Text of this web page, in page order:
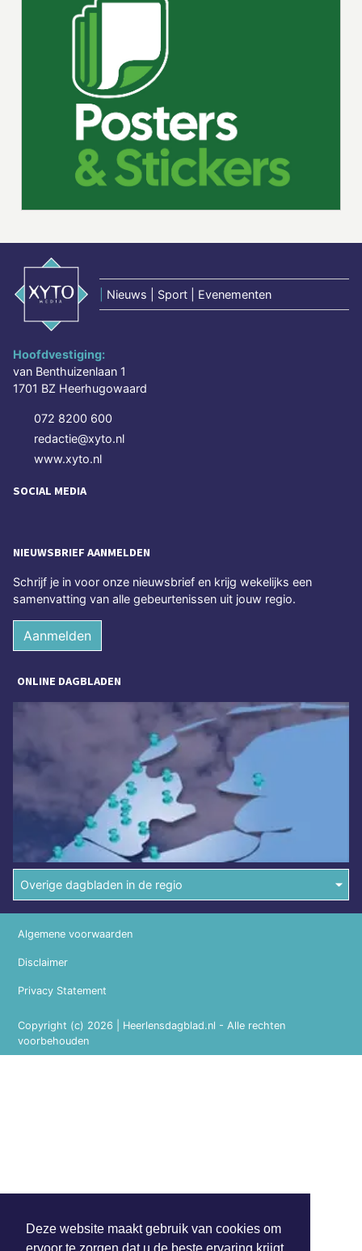
Deze website maakt gebruik van cookies om
Nieuws | Sport | Evenementen
Hoofdvestiging:
van Benthuizenlaan 1
1701 BZ Heerhugowaard
072 8200 600
redactie@xyto.nl
www.xyto.nl
SOCIAL MEDIA
NIEUWSBRIEF AANMELDEN
Schrijf je in voor onze nieuwsbrief en krijg wekelijks een
samenvatting van alle gebeurtenissen uit jouw regio.
Aanmelden
ONLINE DAGBLADEN
Overige dagbladen in de regio
Copyright (c) 2026 | Heerlensdagblad.nl - Alle rechten
voorbehouden
Algemene voorwaarden
Disclaimer
Privacy Statement